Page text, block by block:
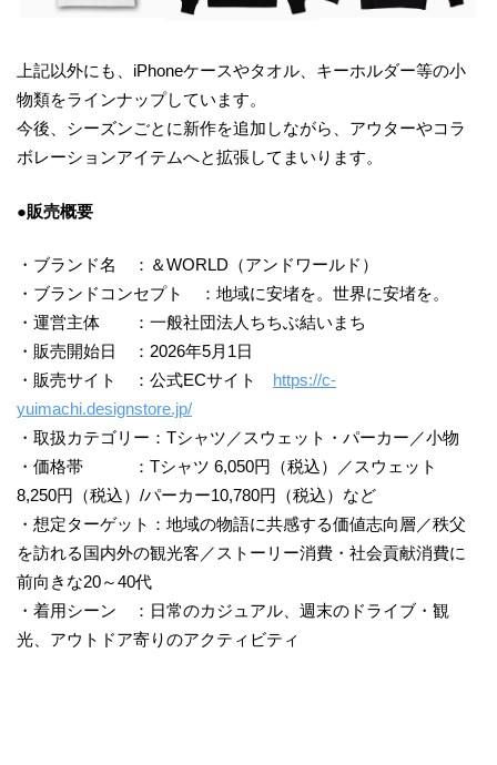
上記以外にも、iPhoneケースやタオル、キーホルダー等の小
物類をラインナップしています。
今後、シーズンごとに新作を追加しながら、アウターやコラ
ボレーションアイテムへと拡張してまいります。
●販売概要
・ブランド名 ：＆WORLD（アンドワールド）
・ブランドコンセプト ：地域に安堵を。世界に安堵を。
・運営主体 ：一般社団法人ちちぶ結いまち
・販売開始日 ：2026年5月1日
・販売サイト ：公式ECサイト https://c-
yuimachi.designstore.jp/
・取扱カテゴリー：Tシャツ／スウェット・パーカー／小物
・価格帯 ：Tシャツ 6,050円（税込）／スウェット
8,250円（税込）/パーカー10,780円（税込）など
・想定ターゲット：地域の物語に共感する価値志向層／秩父
を訪れる国内外の観光客／ストーリー消費・社会貢献消費に
前向きな20～40代
・着用シーン ：日常のカジュアル、週末のドライブ・観
光、アウトドア寄りのアクティビティ